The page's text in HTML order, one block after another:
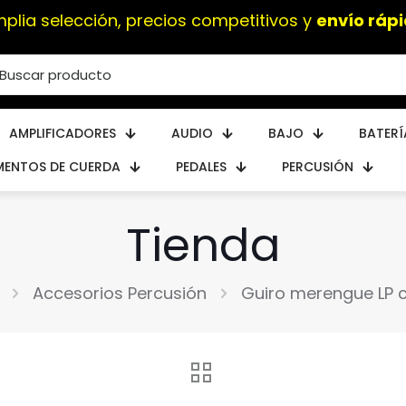
selección, precios competitivos y envío
AMPLIFICADORES AUDIO BAJO
DE CUERDA PEDALES PERCUSIÓN
Tienda
Accesorios Percusión Guiro merengue LP